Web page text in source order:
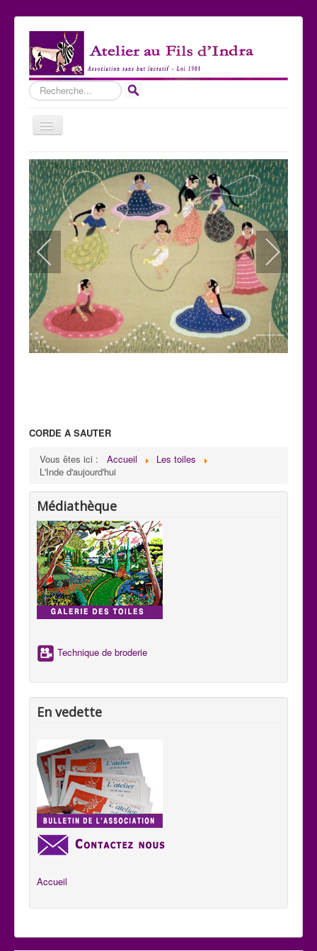
Rechercher
Basculer
la
Accueil
Qui sommes-nous ?
Les Expositions
Les toiles
Participer
Nous contacter
Sites amis
CORDE A SAUTER
Paysage: Création de Mani
H : 0,59m x L : 0,75m
Vous êtes ici : Accueil
Les toiles
L'Inde d'aujourd'hui
Médiathèque
Technique de broderie
En vedette
Accueil